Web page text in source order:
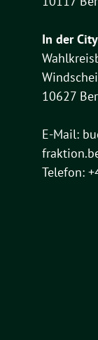
In der
10627
E-Mail:
Telefon: